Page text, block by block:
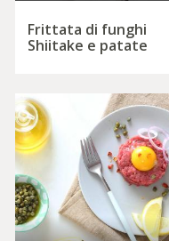
Frittata di funghi
Shiitake e patate